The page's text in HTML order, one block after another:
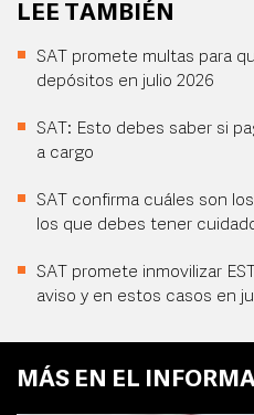
LEE TAMBIÉN
SAT promete multas para
depósitos en julio 2026
SAT: Esto debes saber si
a cargo
SAT confirma cuáles son
los que debes tener
SAT promete inmovilizar
aviso y en estos casos en
MÁS EN EL